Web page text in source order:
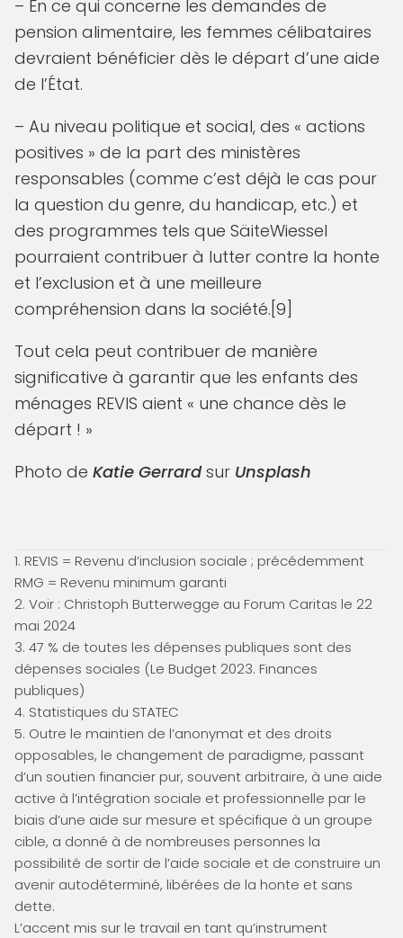
– En ce qui concerne les demandes de
pension alimentaire, les femmes célibataires
devraient bénéficier dès le départ d’une aide
de l’État.
– Au niveau politique et social, des « actions
positives » de la part des ministères
responsables (comme c’est déjà le cas pour
la question du genre, du handicap, etc.) et
des programmes tels que SäiteWiessel
pourraient contribuer à lutter contre la honte
et l’exclusion et à une meilleure
compréhension dans la société.[9]
Tout cela peut contribuer de manière
significative à garantir que les enfants des
ménages REVIS aient « une chance dès le
départ ! »
Photo de Katie Gerrardsur Unsplash
1. REVIS = Revenu d’inclusion sociale ; précédemment
RMG = Revenu minimum garanti
2. Voir : Christoph Butterwegge au Forum Caritas le 22
mai 2024
3. 47 % de toutes les dépenses publiques sont des
dépenses sociales (Le Budget 2023. Finances
publiques)
4. Statistiques du STATEC
5. Outre le maintien de l’anonymat et des droits
opposables, le changement de paradigme, passant
d’un soutien financier pur, souvent arbitraire, à une aide
active à l’intégration sociale et professionnelle par le
biais d’une aide sur mesure et spécifique à un groupe
cible, a donné à de nombreuses personnes la
possibilité de sortir de l’aide sociale et de construire un
avenir autodéterminé, libérées de la honte et sans
dette.
L’accent mis sur le travail en tant qu’instrument